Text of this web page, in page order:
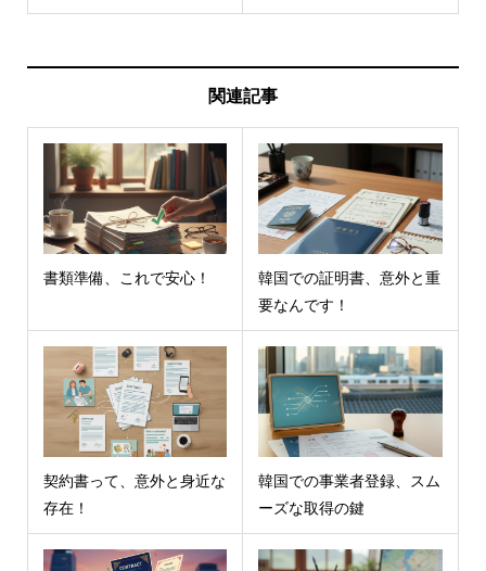
関連記事
書類準備、これで安心！
韓国での証明書、意外と重
要なんです！
契約書って、意外と身近な
存在！
韓国での事業者登録、スム
ーズな取得の鍵